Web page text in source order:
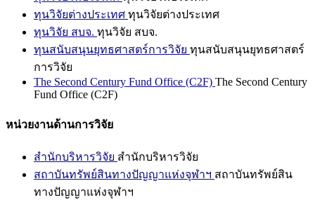
ทุนวิจัยต่างประเทศ ทุนวิจัยต่างประเทศ
ทุนวิจัย สบจ. ทุนวิจัย สบจ.
ทุนสนับสนุนยุทธศาสตร์การวิจัย ทุนสนับสนุนยุทธศาสตร์
การวิจัย
The Second Century Fund Office (C2F) The Second Century
Fund Office (C2F)
หน่วยงานด้านการวิจัย
สำนักบริหารวิจัย สำนักบริหารวิจัย
สถาบันทรัพย์สินทางปัญญาแห่งจุฬาฯ สถาบันทรัพย์สิน
ทางปัญญาแห่งจุฬาฯ